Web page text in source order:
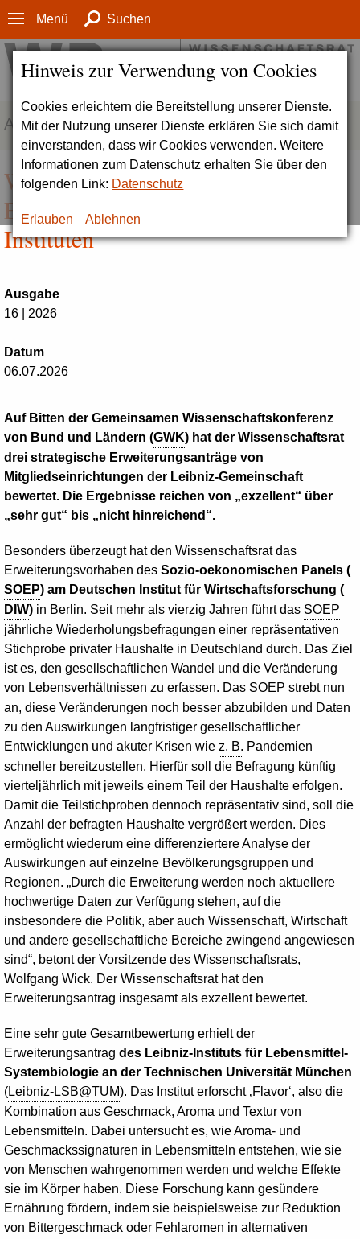
Hinweis zur Verwendung von Cookies
Cookies erleichtern die Bereitstellung unserer Dienste.
Mit der Nutzung unserer Dienste erklären Sie sich damit
einverstanden, dass wir Cookies verwenden. Weitere
Informationen zum Datenschutz erhalten Sie über den
folgenden Link: Datenschutz
Erlauben Ablehnen
Menü Suchen
AKTUELLES
Wissenschaftsrat bewertet geplante
Erweiterungen von Leibniz-
Instituten
Ausgabe
16 | 2026
Datum
06.07.2026
Auf Bitten der Gemeinsamen Wissenschaftskonferenz
von Bund und Ländern (GWK) hat der Wissenschaftsrat
drei strategische Erweiterungsanträge von
Mitgliedseinrichtungen der Leibniz-Gemeinschaft
bewertet. Die Ergebnisse reichen von „exzellent“ über
„sehr gut“ bis „nicht hinreichend“.
Besonders überzeugt hat den Wissenschaftsrat das
Erweiterungsvorhaben des Sozio-oekonomischen Panels (
SOEP) am Deutschen Institut für Wirtschaftsforschung (
DIW) in Berlin. Seit mehr als vierzig Jahren führt das SOEP
jährliche Wiederholungsbefragungen einer repräsentativen
Stichprobe privater Haushalte in Deutschland durch. Das Ziel
ist es, den gesellschaftlichen Wandel und die Veränderung
von Lebensverhältnissen zu erfassen. Das SOEP strebt nun
an, diese Veränderungen noch besser abzubilden und Daten
zu den Auswirkungen langfristiger gesellschaftlicher
Entwicklungen und akuter Krisen wie z. B. Pandemien
schneller bereitzustellen. Hierfür soll die Befragung künftig
vierteljährlich mit jeweils einem Teil der Haushalte erfolgen.
Damit die Teilstichproben dennoch repräsentativ sind, soll die
Anzahl der befragten Haushalte vergrößert werden. Dies
ermöglicht wiederum eine differenziertere Analyse der
Auswirkungen auf einzelne Bevölkerungsgruppen und
Regionen. „Durch die Erweiterung werden noch aktuellere
hochwertige Daten zur Verfügung stehen, auf die
insbesondere die Politik, aber auch Wissenschaft, Wirtschaft
und andere gesellschaftliche Bereiche zwingend angewiesen
sind“, betont der Vorsitzende des Wissenschaftsrats,
Wolfgang Wick. Der Wissenschaftsrat hat den
Erweiterungsantrag insgesamt als exzellent bewertet.
Eine sehr gute Gesamtbewertung erhielt der
Erweiterungsantrag des Leibniz-Instituts für Lebensmittel-
Systembiologie an der Technischen Universität München
(Leibniz-LSB@TUM). Das Institut erforscht ‚Flavor‘, also die
Kombination aus Geschmack, Aroma und Textur von
Lebensmitteln. Dabei untersucht es, wie Aroma- und
Geschmackssignaturen in Lebensmitteln entstehen, wie sie
von Menschen wahrgenommen werden und welche Effekte
sie im Körper haben. Diese Forschung kann gesündere
Ernährung fördern, indem sie beispielsweise zur Reduktion
von Bittergeschmack oder Fehlaromen in alternativen